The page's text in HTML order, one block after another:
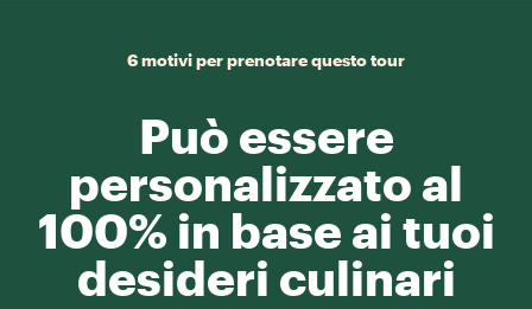
6 motivi per prenotare questo tour
Può essere
personalizzato al
100% in base ai tuoi
desideri culinari